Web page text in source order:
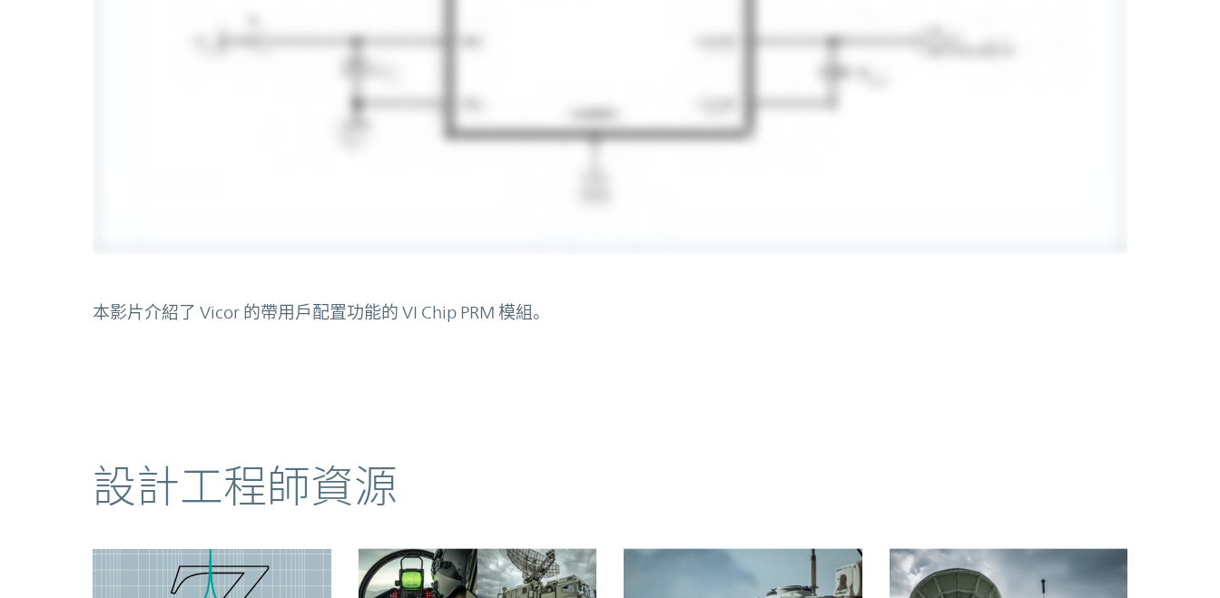
本影片介紹了 Vicor 的帶用戶配置功能的 VI Chip PRM 模組。
設計工程師資源